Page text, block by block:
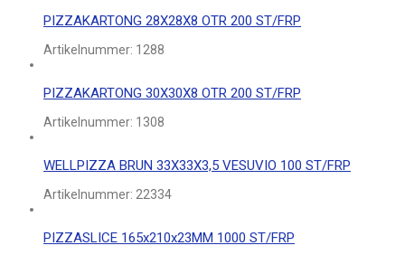
PIZZAKARTONG 28X28X8 OTR 200 ST/FRP
Artikelnummer: 1288
PIZZAKARTONG 30X30X8 OTR 200 ST/FRP
Artikelnummer: 1308
WELLPIZZA BRUN 33X33X3,5 VESUVIO 100 ST/FRP
Artikelnummer: 22334
PIZZASLICE 165x210x23MM 1000 ST/FRP